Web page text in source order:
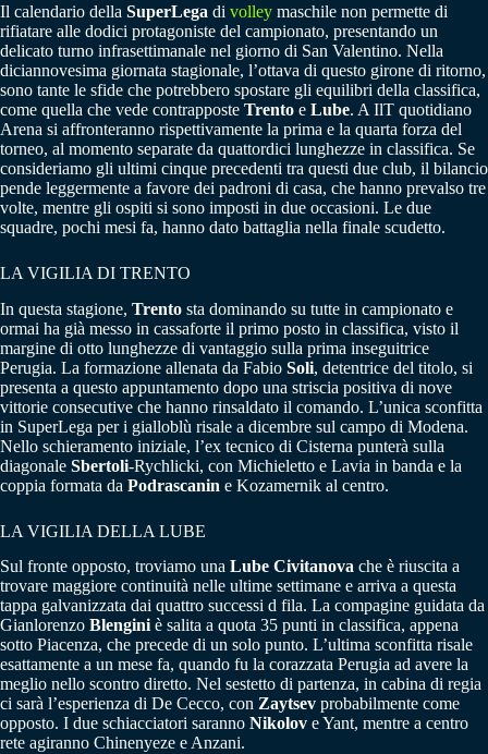
Il calendario della SuperLega di volley maschile non permette di
rifiatare alle dodici protagoniste del campionato, presentando un
delicato turno infrasettimanale nel giorno di San Valentino. Nella
diciannovesima giornata stagionale, l’ottava di questo girone di ritorno,
sono tante le sfide che potrebbero spostare gli equilibri della classifica,
come quella che vede contrapposte Trento e Lube. A IlT quotidiano
Arena si affronteranno rispettivamente la prima e la quarta forza del
torneo, al momento separate da quattordici lunghezze in classifica. Se
consideriamo gli ultimi cinque precedenti tra questi due club, il bilancio
pende leggermente a favore dei padroni di casa, che hanno prevalso tre
volte, mentre gli ospiti si sono imposti in due occasioni. Le due
squadre, pochi mesi fa, hanno dato battaglia nella finale scudetto.
LA VIGILIA DI TRENTO
In questa stagione, Trento sta dominando su tutte in campionato e
ormai ha già messo in cassaforte il primo posto in classifica, visto il
margine di otto lunghezze di vantaggio sulla prima inseguitrice
Perugia. La formazione allenata da Fabio Soli, detentrice del titolo, si
presenta a questo appuntamento dopo una striscia positiva di nove
vittorie consecutive che hanno rinsaldato il comando. L’unica sconfitta
in SuperLega per i gialloblù risale a dicembre sul campo di Modena.
Nello schieramento iniziale, l’ex tecnico di Cisterna punterà sulla
diagonale Sbertoli-Rychlicki, con Michieletto e Lavia in banda e la
coppia formata da Podrascanin e Kozamernik al centro.
LA VIGILIA DELLA LUBE
Sul fronte opposto, troviamo una Lube Civitanova che è riuscita a
trovare maggiore continuità nelle ultime settimane e arriva a questa
tappa galvanizzata dai quattro successi d fila. La compagine guidata da
Gianlorenzo Blengini è salita a quota 35 punti in classifica, appena
sotto Piacenza, che precede di un solo punto. L’ultima sconfitta risale
esattamente a un mese fa, quando fu la corazzata Perugia ad avere la
meglio nello scontro diretto. Nel sestetto di partenza, in cabina di regia
ci sarà l’esperienza di De Cecco, con Zaytsev probabilmente come
opposto. I due schiacciatori saranno Nikolov e Yant, mentre a centro
rete agiranno Chinenyeze e Anzani.